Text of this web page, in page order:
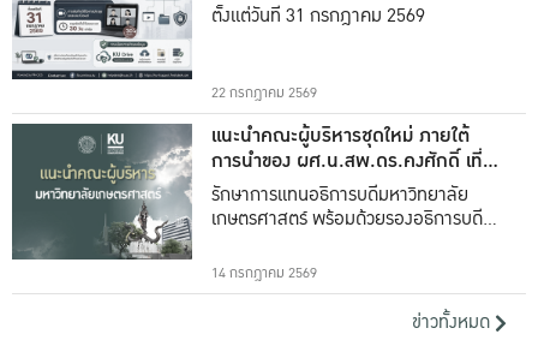
ตั้งแต่วันที่ 31 กรกฎาคม 2569
22 กรกฎาคม 2569
แนะนำคณะผู้บริหารชุดใหม่ ภายใต้
การนำของ ผศ.น.สพ.ดร.คงศักดิ์ เที่ยง
ธรรม
รักษาการแทนอธิการบดีมหาวิทยาลัย
เกษตรศาสตร์ พร้อมด้วยรองอธิการบดีทั้ง
14 กรกฎาคม 2569
ข่าวทั้งหมด